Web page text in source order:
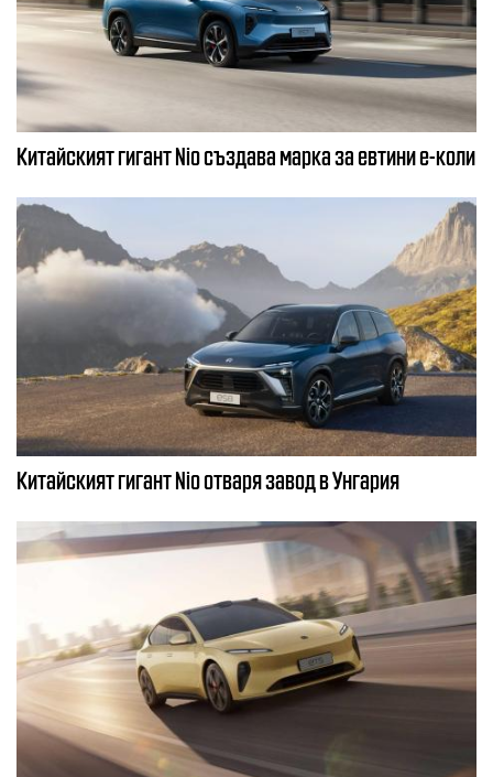
Китайският гигант Nio създава марка за евтини е-коли
Китайският гигант Nio отваря завод в Унгария